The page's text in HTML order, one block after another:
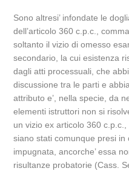
Sono altresi’ infondate le
dell’articolo 360 c.p.c.,
soltanto il vizio di omesso
secondario, la cui esistenza
dagli atti processuali, che
discussione tra le parti e
attributo e’, nella specie, da
elementi istruttori non si
un vizio ex articolo 360
siano stati comunque presi
impugnata, ancorche’ essa
risultanze probatorie (Cass.